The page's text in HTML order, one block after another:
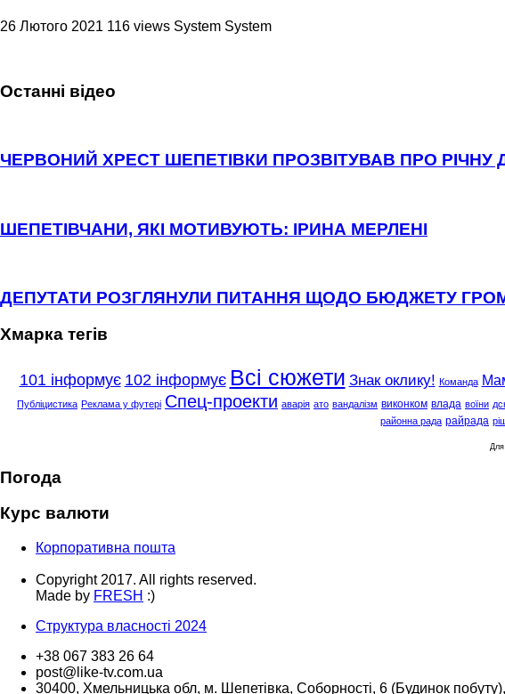
26 Лютого 2021 116 views System System
Останні відео
ЧЕРВОНИЙ ХРЕСТ ШЕПЕТІВКИ ПРОЗВІТУВАВ ПРО РІЧНУ
ШЕПЕТІВЧАНИ, ЯКІ МОТИВУЮТЬ: ІРИНА МЕРЛЕНІ
ДЕПУТАТИ РОЗГЛЯНУЛИ ПИТАННЯ ЩОДО БЮДЖЕТУ
Хмарка тегів
101 інформує 102 інформує Всі сюжети Знак оклику! Команда
Публіцистика Реклама у футері Спец-проекти аварія ато вандалізм виконком влада воїни
районна рада райрада
Погода
Курс валюти
Корпоративна пошта
Copyright 2017. All rights reserved.
Made by FRESH :)
Структура власності 2024
+38 067 383 26 64
post@like-tv.com.ua
30400, Хмельницька обл, м. Шепетівка, Соборності, 6 (Будинок